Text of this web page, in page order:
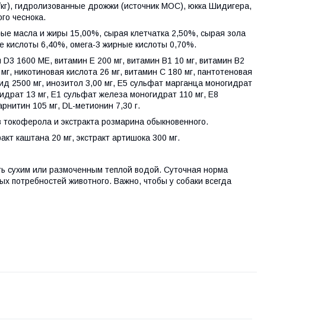
гидролизованные дрожжи (источник МОС), юкка Шидигера,
чеснока.
масла и жиры 15,00%, сырая клетчатка 2,50%, сырая зола
6,40%, омега-3 жирные кислоты 0,70%.
1600 МЕ, витамин Е 200 мг, витамин В1 10 мг, витамин В2
никотиновая кислота 26 мг, витамин С 180 мг, пантотеновая
2500 мг, инозитол 3,00 мг, Е5 сульфат марганца моногидрат
13 мг, Е1 сульфат железа моногидрат 110 мг, Е8
105 мг, DL-метионин 7,30 г.
токоферола и экстракта розмарина обыкновенного.
каштана 20 мг, экстракт артишока 300 мг.
сухим или размоченным теплой водой. Суточная норма
потребностей животного. Важно, чтобы у собаки всегда